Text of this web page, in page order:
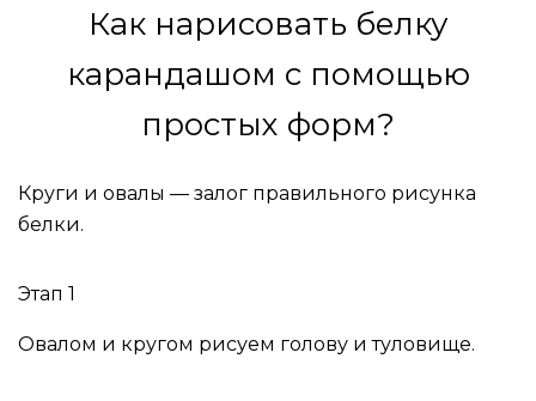
Как нарисовать белку
карандашом с помощью
простых форм?
Круги и овалы — залог правильного рисунка
белки.
Этап 1
Овалом и кругом рисуем голову и туловище.